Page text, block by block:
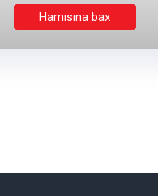
Hamısına bax